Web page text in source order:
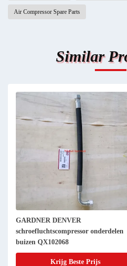
Air Compressor Spare Parts
Similar
GARDNER DENVER
schroefluchtscompressor onderdelen
buizen QX102068
Krijg Beste Prijs